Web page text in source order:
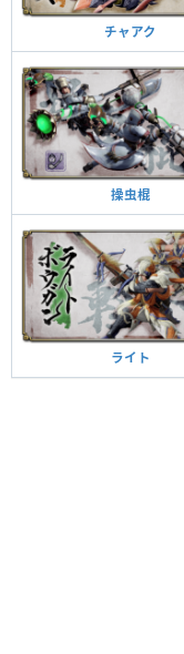
チャアク
操虫棍
ライト